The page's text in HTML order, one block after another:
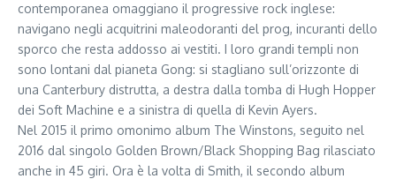
contemporanea omaggiano il progressive rock inglese:
navigano negli acquitrini maleodoranti del prog, incuranti dello
sporco che resta addosso ai vestiti. I loro grandi templi non
sono lontani dal pianeta Gong: si stagliano sull’orizzonte di
una Canterbury distrutta, a destra dalla tomba di Hugh Hopper
dei Soft Machine e a sinistra di quella di Kevin Ayers.
Nel 2015 il primo omonimo album The Winstons, seguito nel
2016 dal singolo Golden Brown/Black Shopping Bag rilasciato
anche in 45 giri. Ora è la volta di Smith, il secondo album